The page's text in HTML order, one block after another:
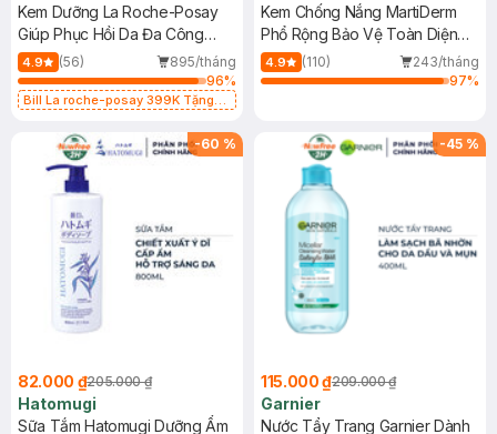
Kem Dưỡng La Roche-Posay
Giúp Phục Hồi Da Đa Công
Dụng 40ml
4.9 (56)
895/tháng
96%
Bill La roche-posay 399K Tặng
(SL có hạn)
Kem Chống Nắng MartiDerm
Phổ Rộng Bảo Vệ Toàn Diện
40ml
4.9 (110)
243/tháng
97%
-60 %
82.000 ₫205.000 ₫
Hatomugi
Sữa Tắm Hatomugi Dưỡng Ẩm
-45 %
115.000 ₫209.000 ₫
Garnier
Nước Tẩy Trang Garnier Dành